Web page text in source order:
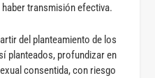
transmisión efectiva.
del planteamiento de los
planteados, profundizar en
consentida, con riesgo